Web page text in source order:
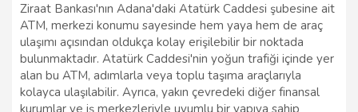
Ziraat Bankası'nın Adana'daki Atatürk Caddesi şubesine ait
ATM, merkezi konumu sayesinde hem yaya hem de araç
ulaşımı açısından oldukça kolay erişilebilir bir noktada
bulunmaktadır. Atatürk Caddesi'nin yoğun trafiği içinde yer
alan bu ATM, adımlarla veya toplu taşıma araçlarıyla
kolayca ulaşılabilir. Ayrıca, yakın çevredeki diğer finansal
kurumlar ve iş merkezleriyle uyumlu bir yapıya sahip